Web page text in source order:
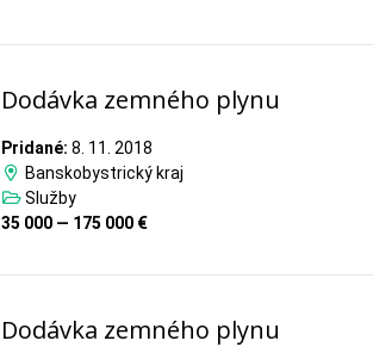
Dodávka zemného plynu
Pridané: 8. 11. 2018
Banskobystrický kraj
Služby
35 000 — 175 000 €
Dodávka zemného plynu